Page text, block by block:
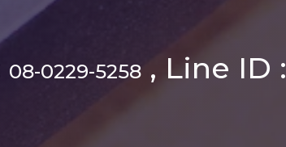
08-0229-5258 , Line ID :